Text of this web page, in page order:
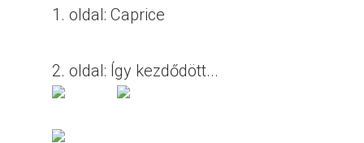
1. oldal: Caprice
2. oldal: Így kezdődött...